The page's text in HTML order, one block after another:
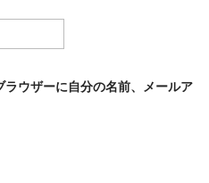
ウザーに自分の名前、メールア